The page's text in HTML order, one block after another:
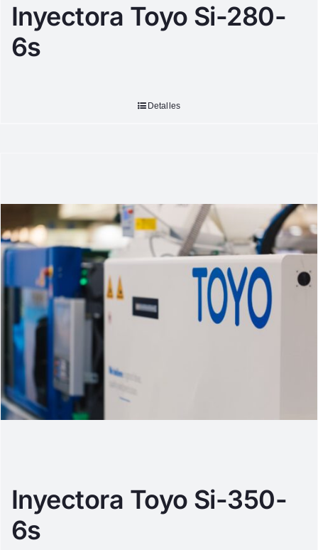
Inyectora Toyo Si-280-
6s
Detalles
Inyectora Toyo Si-350-
6s